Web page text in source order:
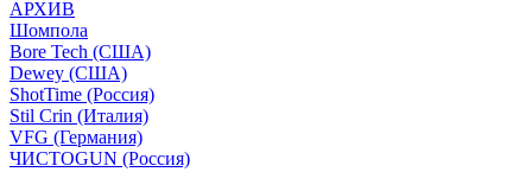
АРХИВ
Шомпола
Bore Tech (США)
Dewey (США)
ShotTime (Россия)
Stil Crin (Италия)
VFG (Германия)
ЧИСТОGUN (Россия)